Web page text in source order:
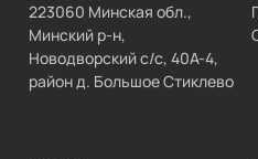
223060 Минская обл.,
Минский р-н,
Новодворский с/с, 40А-4,
район д. Большое Стиклево